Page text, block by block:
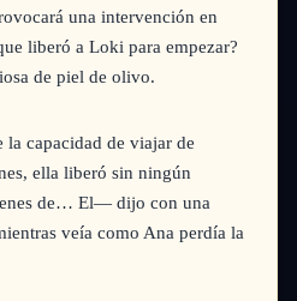
una intervención en
liberó a Loki para empezar?
de piel de olivo.
capacidad de viajar de
ella liberó sin ningún
de… El— dijo con una
veía como Ana perdía la